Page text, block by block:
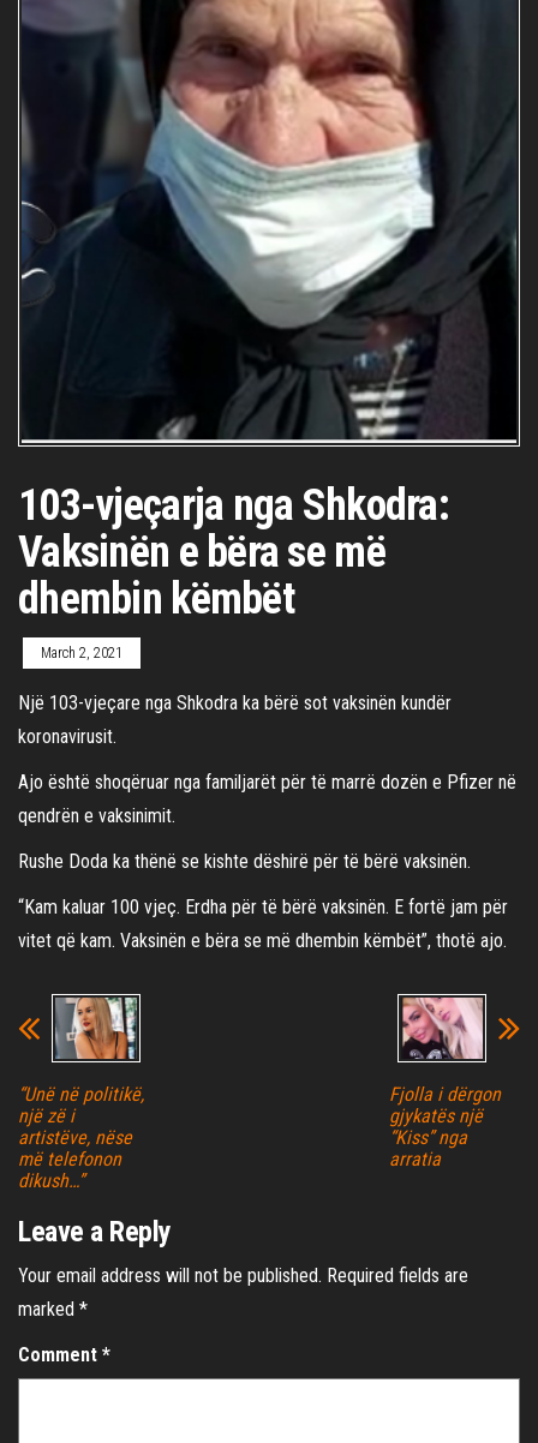
103-vjeçarja nga Shkodra:
Vaksinën e bëra se më
dhembin këmbët
March 2, 2021
Një 103-vjeçare nga Shkodra ka bërë sot vaksinën kundër
koronavirusit.
Ajo është shoqëruar nga familjarët për të marrë dozën e Pfizer në
qendrën e vaksinimit.
Rushe Doda ka thënë se kishte dëshirë për të bërë vaksinën.
“Kam kaluar 100 vjeç. Erdha për të bërë vaksinën. E fortë jam për
vitet që kam. Vaksinën e bëra se më dhembin këmbët”, thotë ajo.
“Unë në politikë,
një zë i
artistëve, nëse
më telefonon
dikush…”
Fjolla i dërgon
gjykatës një
“Kiss” nga
arratia
Leave a Reply
Your email address will not be published. Required fields are
marked *
Comment *